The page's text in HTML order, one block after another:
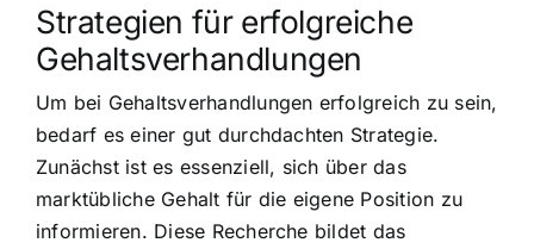
Strategien für erfolgreiche
Gehaltsverhandlungen
Um bei Gehaltsverhandlungen erfolgreich zu sein,
bedarf es einer gut durchdachten Strategie.
Zunächst ist es essenziell, sich über das
marktübliche Gehalt für die eigene Position zu
informieren. Diese Recherche bildet das